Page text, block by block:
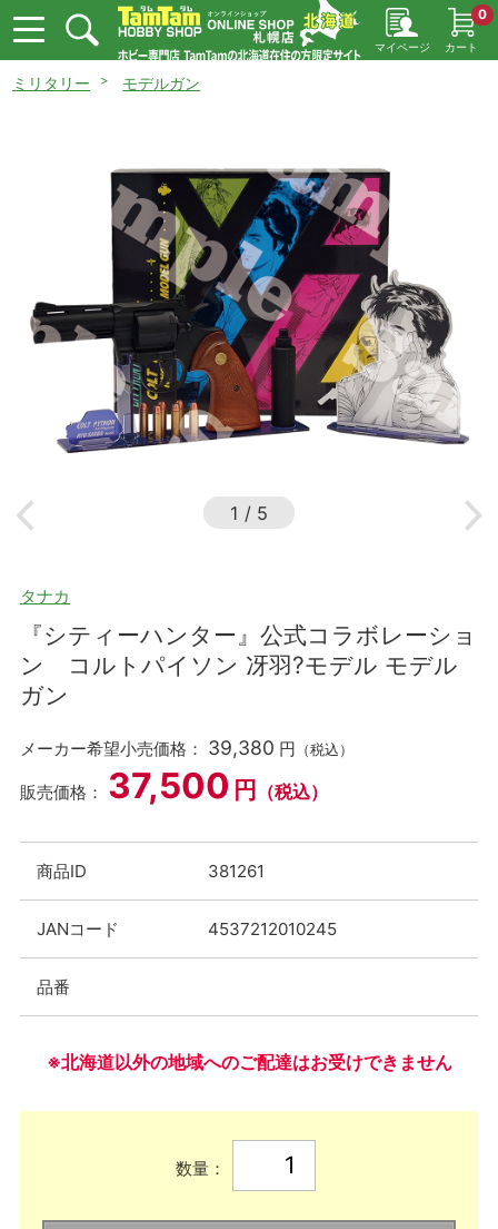
マイページ カート
0
ミリタリー モデルガン
1 / 5
タナカ
『シティーハンター』公式コラボレーショ
ン コルトパイソン 冴羽?モデル モデル
ガン
メーカー希望小売価格： 39,380 円 （税込）
販売価格： 37,500 円 （税込）
商品ID 381261
JANコード 4537212010245
品番
※北海道以外の地域へのご配達はお受けできません
数量：